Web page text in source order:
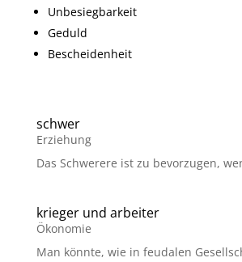
Unbesiegbarkeit
Geduld
Bescheidenheit
schwer
Erziehung
Das Schwerere ist zu bevorzugen,
krieger und arbeiter
Ökonomie
Man könnte, wie in feudalen